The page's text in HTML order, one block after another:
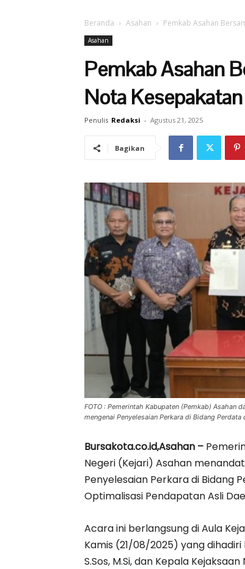
Beranda Asahan Pemkab Asahan
Asahan
Pemkab Asahan
Nota
Penulis Redaksi - Agustus 21, 2025
Bagikan
FOTO : Pemerintah Kabupaten (Pemkab) Asahan
mengenai Penyelesaian Perkara di Bidang
Bursakota.co.id,Asahan –
Negeri (Kejari) Asahan
Penyelesaian Perkara di Bidang
Optimalisasi Pendapatan Asli
Acara ini berlangsung di Aula
Kamis (21/08/2025) yang dihadiri
S.Sos, M.Si, dan Kepala Kejaksaan